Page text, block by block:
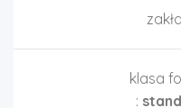
klasa
: